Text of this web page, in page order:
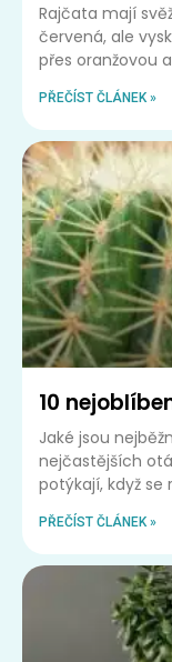
Rajčata mají
červená, ale
přes oranžovou
PŘEČÍST ČLÁNEK »
10
Jaké jsou
nejčastějších
potýkají, když se
PŘEČÍST ČLÁNEK »